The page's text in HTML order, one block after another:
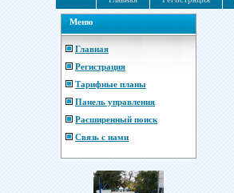
Меню
Главная
Регистрация
Тарифные планы
Панель управления
Расширенный поиск
Связь с нами